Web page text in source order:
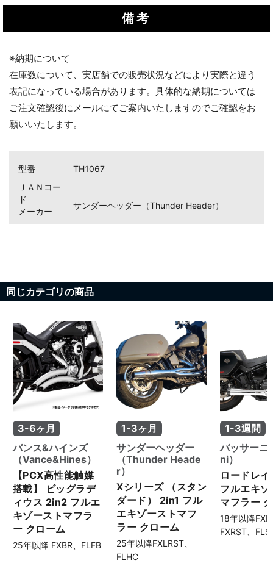
備考
※納期について
在庫数について、実店舗での販売状況などにより実際と違う
表記になっている場合があります。具体的な納期については
ご注文確認後にメールにてご案内いたしますのでご確認をお
願いいたします。
型番
TH1067
ＪＡＮコー
ド
メーカー
サンダーヘッダー（Thunder Header）
お買い物を続ける カートへ進む
同じカテゴリの商品
3-6ヶ月
バンス&ハインズ
（Vance&Hines）
【PCX高性能触媒
搭載】 ビッグラデ
ィウス 2in2 フルエ
キゾーストマフラ
ー クローム
25年以降 FXBR、FLFB
1-3ヶ月
サンダーヘッダー
（Thunder Heade
r）
Xシリーズ （スタン
ダード） 2in1 フル
エキゾーストマフ
ラー クローム
25年以降FXLRST、
FLHC
1-3週間
バッサーニ
ni）
ロードレ
フルエキ
マフラー
18年以降
FXRST、